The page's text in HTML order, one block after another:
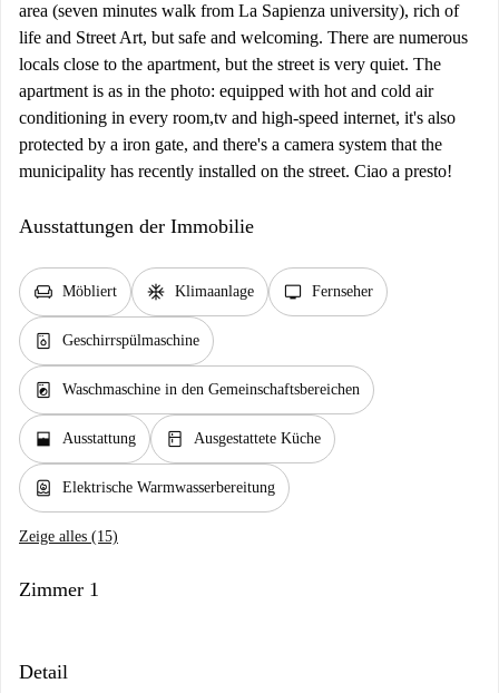
area (seven minutes walk from La Sapienza university), rich of
life and Street Art, but safe and welcoming. There are numerous
locals close to the apartment, but the street is very quiet. The
apartment is as in the photo: equipped with hot and cold air
conditioning in every room,tv and high-speed internet, it's also
protected by a iron gate, and there's a camera system that the
municipality has recently installed on the street. Ciao a presto!
Ausstattungen der Immobilie
chair Möbliert ac_unit Klimaanlage tv Fernseher
dishwasher_gen Geschirrspülmaschine
local_laundry_service Waschmaschine in den Gemeinschaftsbereichen
window_open Ausstattung kitchen Ausgestattete Küche
water_heater Elektrische Warmwasserbereitung
Zeige alles (15)
Zimmer 1
Detail